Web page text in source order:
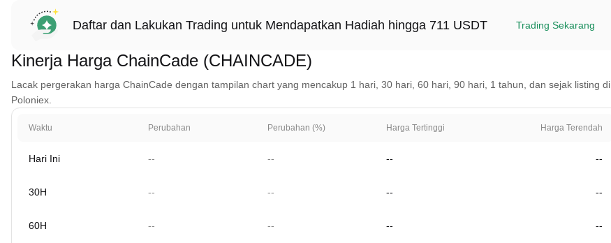
Daftar dan Lakukan Trading untuk Mendapatkan Hadiah hingga 711 USDT Trading Sekarang
Kinerja Harga ChainCade (CHAINCADE)
Lacak pergerakan harga ChainCade dengan tampilan chart yang mencakup 1 hari, 30 hari, 60 hari, 90 hari, 1 tahun, dan sejak listing di
Poloniex.
Waktu Perubahan Perubahan (%) Harga Tertinggi Harga Terendah
Hari Ini -- -- -- --
30H -- -- -- --
60H -- -- -- --